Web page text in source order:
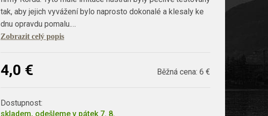
tak, aby jejich vyvážení bylo naprosto dokonalé a klesaly ke
dnu opravdu pomalu.…
Zobrazit celý popis
4,0 € Běžná cena: 6 €
Dostupnost:
skladem, odešleme v pátek 7. 8.